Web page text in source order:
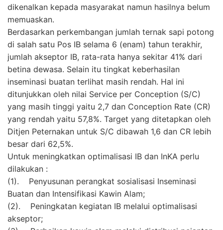
dikenalkan kepada masyarakat namun hasilnya belum
memuaskan.
Berdasarkan perkembangan jumlah ternak sapi potong
di salah satu Pos IB selama 6 (enam) tahun terakhir,
jumlah akseptor IB, rata-rata hanya sekitar 41% dari
betina dewasa. Selain itu tingkat keberhasilan
inseminasi buatan terlihat masih rendah. Hal ini
ditunjukkan oleh nilai Service per Conception (S/C)
yang masih tinggi yaitu 2,7 dan Conception Rate (CR)
yang rendah yaitu 57,8%. Target yang ditetapkan oleh
Ditjen Peternakan untuk S/C dibawah 1,6 dan CR lebih
besar dari 62,5%.
Untuk meningkatkan optimalisasi IB dan InKA perlu
dilakukan :
(1). Penyusunan perangkat sosialisasi Inseminasi
Buatan dan Intensifikasi Kawin Alam;
(2). Peningkatan kegiatan IB melalui optimalisasi
akseptor;